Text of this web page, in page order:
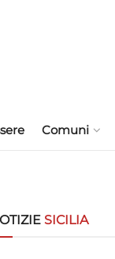
Comuni
SICILIA